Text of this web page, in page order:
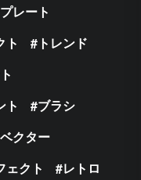
レート
ト
トレンド
ト
ブラシ
ベクター
ェクト
レトロ